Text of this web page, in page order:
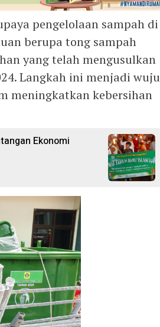
pengelolaan sampah di
berupa tong sampah
yang telah mengusulkan
Langkah ini menjadi
meningkatkan kebersihan
Ekonomi